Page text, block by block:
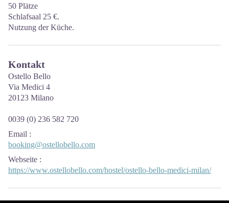
50 Plätze
Schlafsaal 25 €.
Nutzung der Küche.
Kontakt
Ostello Bello
Via Medici 4
20123 Milano
0039 (0) 236 582 720
Email :
booking@ostellobello.com
Webseite :
https://www.ostellobello.com/hostel/ostello-bello-medici-milan/